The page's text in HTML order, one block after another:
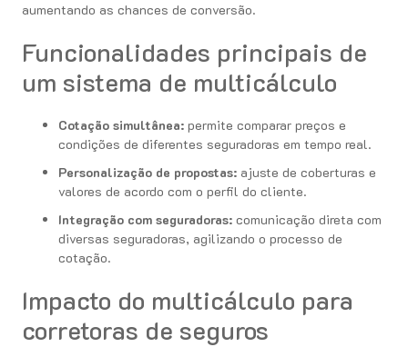
aumentando as chances de conversão.
Funcionalidades principais de
um sistema de multicálculo
Cotação simultânea: permite comparar preços e
condições de diferentes seguradoras em tempo real.
Personalização de propostas: ajuste de coberturas e
valores de acordo com o perfil do cliente.
Integração com seguradoras: comunicação direta com
diversas seguradoras, agilizando o processo de
cotação.
Impacto do multicálculo para
corretoras de seguros